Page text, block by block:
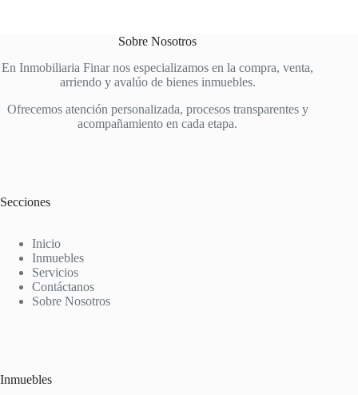
Sobre Nosotros
En Inmobiliaria Finar nos especializamos en la compra, venta,
arriendo y avalúo de bienes inmuebles.
Ofrecemos atención personalizada, procesos transparentes y
acompañamiento en cada etapa.
Secciones
Inicio
Inmuebles
Servicios
Contáctanos
Sobre Nosotros
Inmuebles